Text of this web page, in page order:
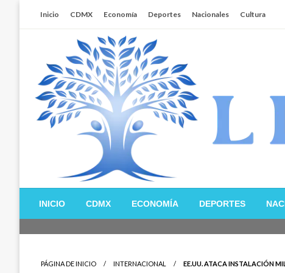
Inicio CDMX Economía Deportes Nacionales Cultura
Libertador MX
INICIO CDMX ECONOMÍA DEPORTES
PÁGINA DE INICIO INTERNACIONAL EE.UU. ATACA INSTALACIÓN